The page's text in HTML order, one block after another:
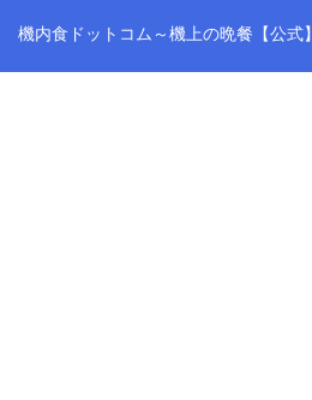
機内食ドットコム～機上の晩餐【公式】